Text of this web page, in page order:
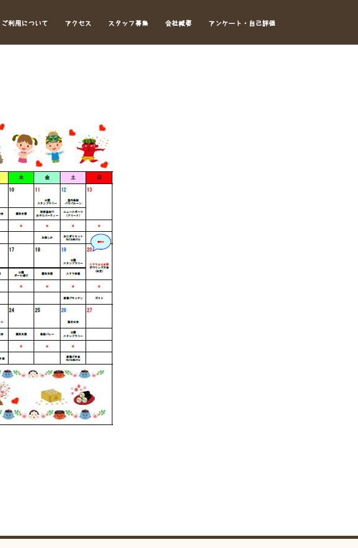
ご利用について アクセス スタッフ募集 会社概要 アンケート・自己評価